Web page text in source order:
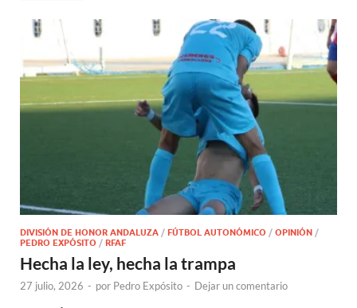
DIVISIÓN DE HONOR ANDALUZA / FÚTBOL AUTONÓMICO / OPINIÓN /
PEDRO EXPÓSITO / RFAF
Hecha la ley, hecha la trampa
27 julio, 2026 - por Pedro Expósito - Dejar un comentario